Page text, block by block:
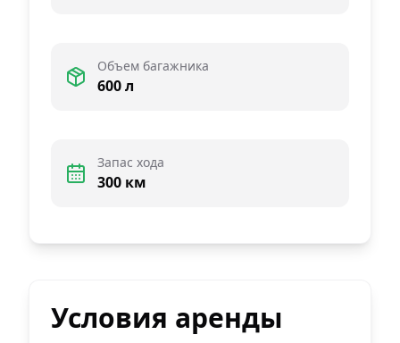
Объем багажника
600 л
Запас хода
300 км
Условия аренды